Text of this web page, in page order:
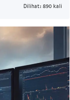
Dilihat: 890 kali